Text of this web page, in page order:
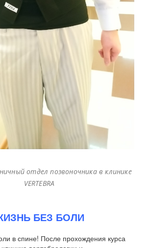
отдел позвоночника в клинике
VERTEBRA
БЕЗ БОЛИ
в спине! После прохождения курса